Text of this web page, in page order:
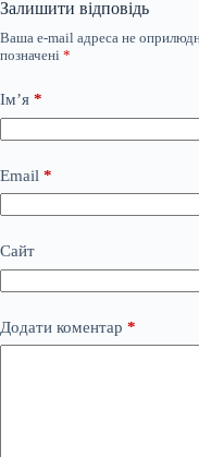
Залишити відповідь
Ваша e-mail адреса не
позначені *
Ім’я *
Email *
Сайт
Додати коментар *